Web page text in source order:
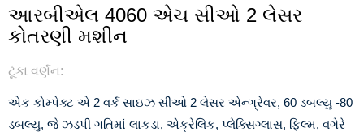
આરબીએલ 4060 એચ સીઓ 2 લેસર
કોતરણી મશીન
ટૂંકા વર્ણન:
એક કોમ્પેક્ટ એ 2 વર્ક સાઇઝ સીઓ 2 લેસર એન્ગ્રેવર, 60 ડબલ્યુ -80
ડબલ્યુ, જે ઝડપી ગતિમાં લાકડા, એક્રેલિક, પ્લેક્સિગ્લાસ, ફિલ્મ, વગેરે